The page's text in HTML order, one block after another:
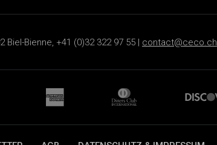
Bienne, +41 (0)32 322 97 55 | contact@ceco.ch